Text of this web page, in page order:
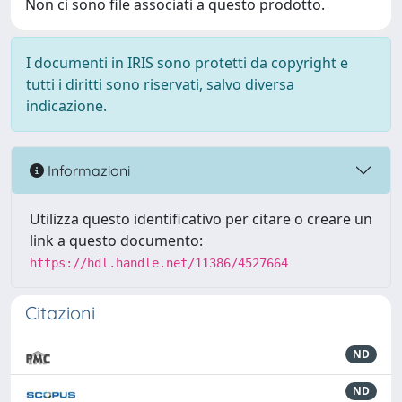
Non ci sono file associati a questo prodotto.
I documenti in IRIS sono protetti da copyright e
tutti i diritti sono riservati, salvo diversa
indicazione.
Informazioni
Utilizza questo identificativo per citare o creare un
link a questo documento:
https://hdl.handle.net/11386/4527664
Citazioni
ND
ND